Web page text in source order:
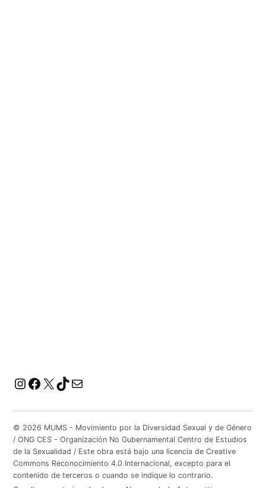
Instagram
Facebook
X TikTok
Correo electrónico
© 2026 MUMS - Movimiento por la Diversidad Sexual y de Género
/ ONG CES - Organización No Gubernamental Centro de Estudios
de la Sexualidad / Este obra está bajo una licencia de Creative
Commons Reconocimiento 4.0 Internacional, excepto para el
contenido de terceros o cuando se indique lo contrario.